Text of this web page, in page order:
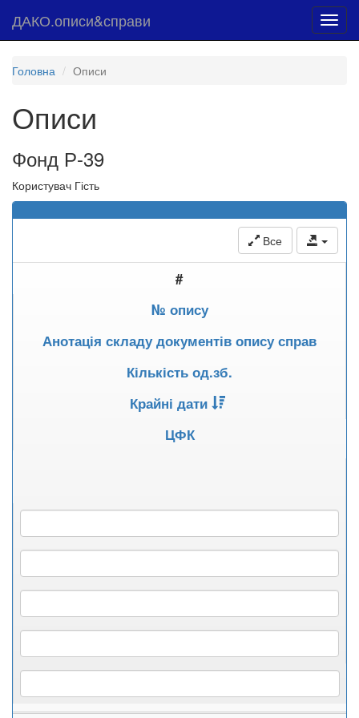
ДАКО.описи&справи
Головна Описи
Описи
Фонд Р-39
Користувач Гість
Все
#
№ опису
Анотація складу документів опису справ
Кількість од.зб.
Крайні дати
ЦФК